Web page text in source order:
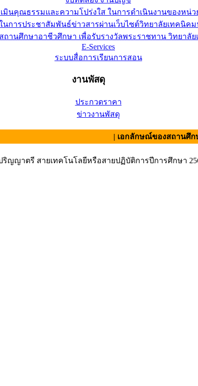
เมินคุณธรรมและความโปร่งใส ในการดำเนินงานของหน่
การประชาสัมพันธ์ข่าวสารผ่านเว็บไซต์วิทยาลัยเทคนิคม
สถานศึกษาอาชีวศึกษา เพื่อรับรางวัลพระราชทาน วิทยาลั
E-Services
ระบบสื่อการเรียนการสอน
งานพัสดุ
ประกวดราคา
ข่าวงานพัสดุ
| เอกลักษณ์ของสถานศึกษา
ญาตรี สายเทคโนโลยีหรือสายปฏิบัติการปีการศึกษา